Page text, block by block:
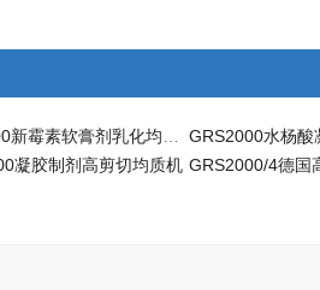
凝胶制剂高剪切均质机